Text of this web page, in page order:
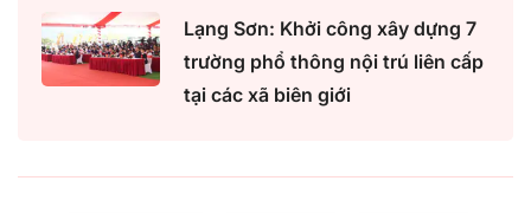
Lạng Sơn: Khởi công xây dựng 7
trường phổ thông nội trú liên cấp
tại các xã biên giới